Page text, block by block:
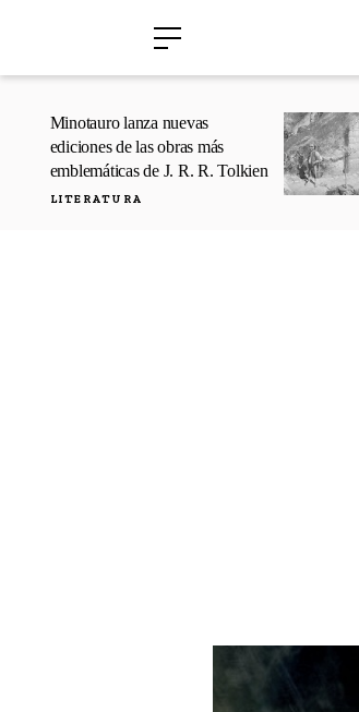
Minotauro lanza nuevas
ediciones de las obras más
emblemáticas de J. R. R. Tolkien
LITERATURA
›